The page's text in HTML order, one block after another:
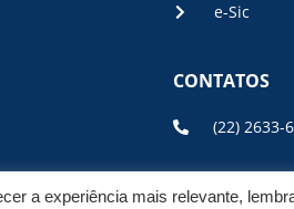
e-Sic
CONTATOS
(22) 2633-
a experiência mais relevante,